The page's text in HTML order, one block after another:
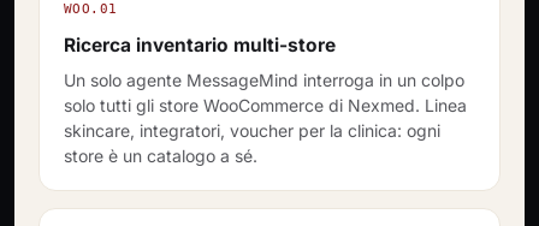
WOO.01
Ricerca inventario multi-store
Un solo agente MessageMind interroga in un colpo
solo tutti gli store WooCommerce di Nexmed. Linea
skincare, integratori, voucher per la clinica: ogni
store è un catalogo a sé.